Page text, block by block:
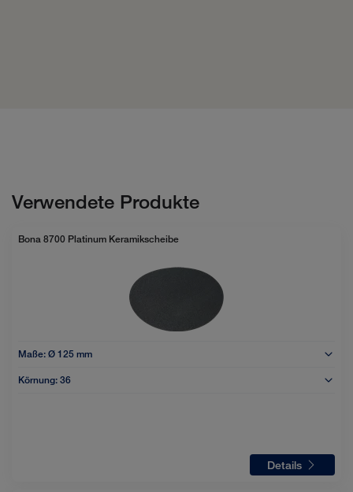
Verwendete Produkte
Bona 8700 Platinum Keramikscheibe
Maße: Ø 125 mm
Körnung: 36
Details